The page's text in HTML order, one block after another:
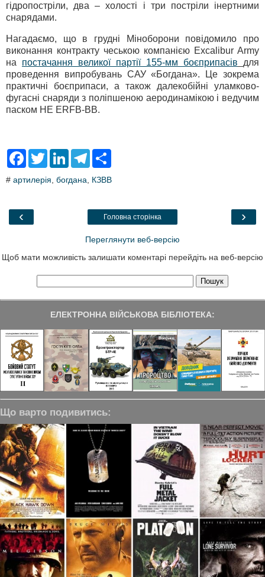
гідропостріли, два – холості і три постріли інертними
снарядами.
Нагадаємо, що в грудні Міноборони повідомило про
виконання контракту чеською компанією Excalibur Army
на постачання великої партії 155-мм боєприпасів
для
проведення випробувань САУ «Богдана». Це зокрема
практичні боєприпаси, а також далекобійні уламково-
фугасні снаряди з поліпшеною аеродинамікою і ведучим
паском HE ERFB-ВВ.
F
e
o
T
t
L
k
T
e
a
r
# артилерія богдана КЗВВ
‹ ›
Головна сторінка
Переглянути веб-версію
Щоб мати можливість залишати коментарі перейдіть на веб-версію
ЕЛЕКТРОННА ВІЙСЬКОВА БІБЛІОТЕКА:
Що варто подивитись: